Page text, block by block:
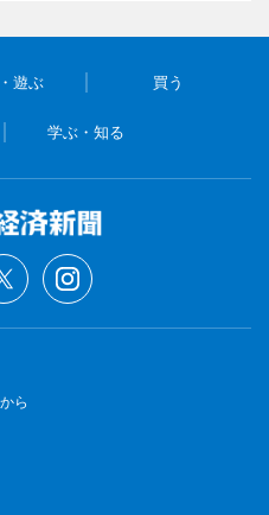
遊ぶ 買う
学ぶ・知る
ら